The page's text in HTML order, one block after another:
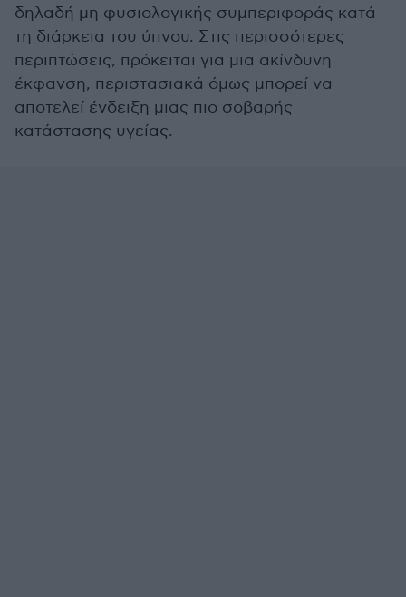
δηλαδή μη φυσιολογικής συμπεριφοράς κατά
τη διάρκεια του ύπνου. Στις περισσότερες
περιπτώσεις, πρόκειται για μια ακίνδυνη
έκφανση, περιστασιακά όμως μπορεί να
αποτελεί ένδειξη μιας πιο σοβαρής
κατάστασης υγείας.